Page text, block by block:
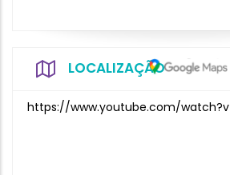
LOCALIZAÇÃO
https://www.youtube.com/